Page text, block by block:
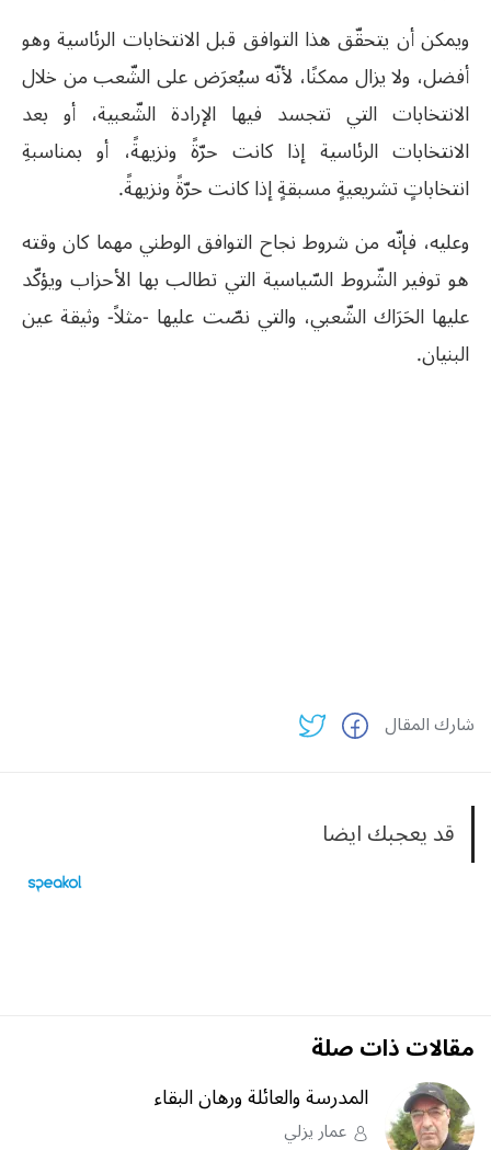
ويمكن أن يتحقّق هذا التوافق قبل الانتخابات الرئاسية وهو
أفضل، ولا يزال ممكنًا، لأنّه سيُعرَض على الشّعب من خلال
الانتخابات التي تتجسد فيها الإرادة الشّعبية، أو بعد
الانتخابات الرئاسية إذا كانت حرّةً ونزيهةً، أو بمناسبةِ
انتخاباتٍ تشريعيةٍ مسبقةٍ إذا كانت حرّةً ونزيهةً.
وعليه، فإنّه من شروط نجاح التوافق الوطني مهما كان وقته
هو توفير الشّروط السّياسية التي تطالب بها الأحزاب ويؤكّد
عليها الحَرَاك الشّعبي، والتي نصّت عليها -مثلاً- وثيقة عين
البنيان.
شارك المقال
قد يعجبك ايضا
مقالات ذات صلة
المدرسة والعائلة ورهان البقاء
عمار يزلي